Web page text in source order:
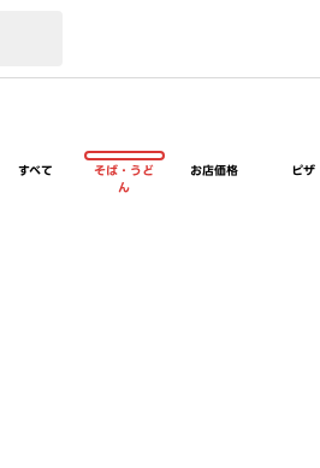
すべて
そば・うど
ん
お店価格 ピザ